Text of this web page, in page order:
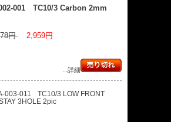
001 TC10/3 Carbon 2mm
円 2,959円
...詳細